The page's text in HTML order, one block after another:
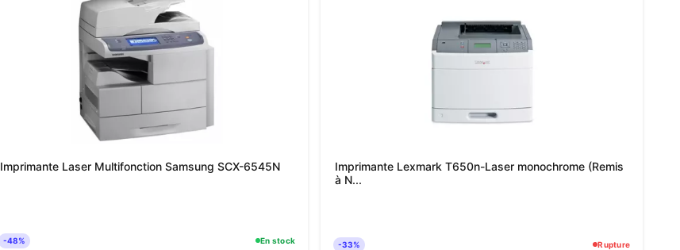
Imprimante Laser Multifonction Samsung SCX-6545N
-48% En stock
Imprimante Lexmark T650n-Laser monochrome (Remis
à N...
-33% Rupture